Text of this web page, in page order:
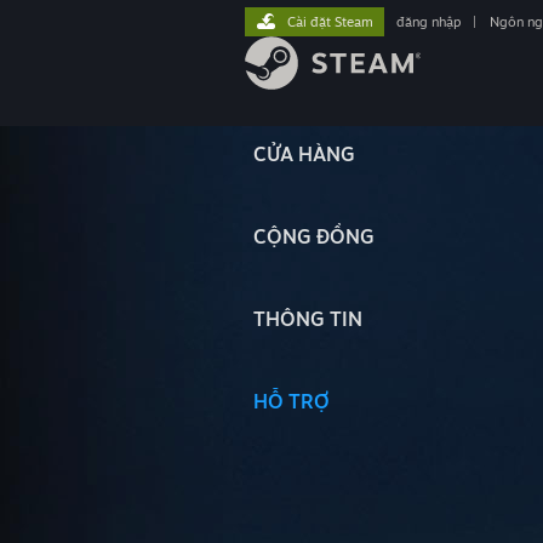
CỬA HÀNG
CỘNG ĐỒNG
THÔNG TIN
HỖ TRỢ
Cài đặt Steam đăng nhập Ngôn